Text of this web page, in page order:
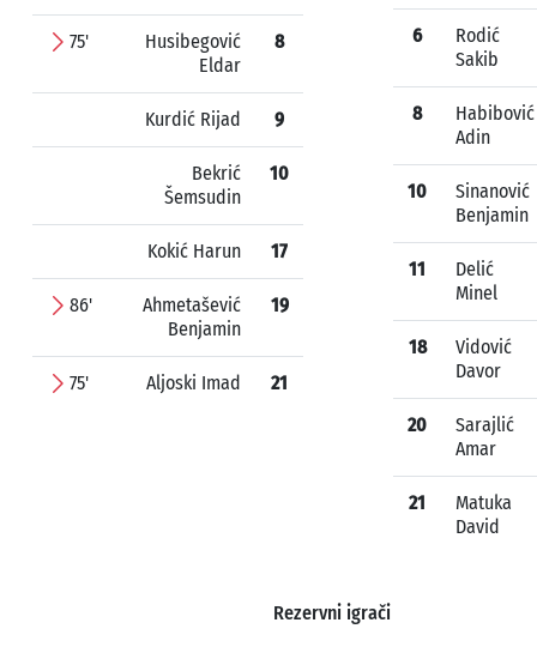
75'
Husibegović
Eldar
8
Kurdić Rijad 9
Bekrić
Šemsudin
10
Kokić Harun 17
86'
Ahmetašević
Benjamin
19
75' Aljoski Imad 21
6
Rodić
Sakib
8
Habibović
Adin
10
Sinanović
Benjamin
11
Delić
Minel
18
Vidović
Davor
20
Sarajlić
Amar
21
Matuka
David
Rezervni igrači